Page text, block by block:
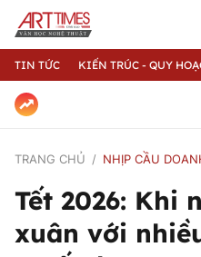
TIN TỨC KIẾN TRÚC - QUY
TRANG CHỦ NHỊP CẦU
Tết 2026: Khi
xuân với